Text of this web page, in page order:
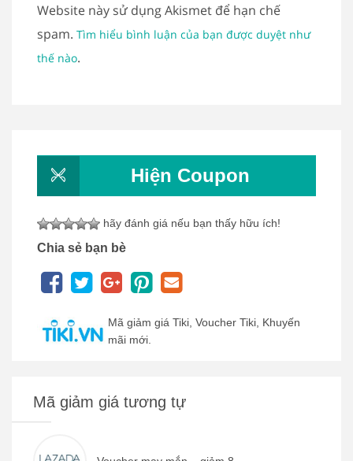
Website này sử dụng Akismet để hạn chế
spam. Tìm hiểu bình luận của bạn được duyệt như
thế nào.
Hiện Coupon
hãy đánh giá nếu bạn thấy hữu ích!
Chia sẻ bạn bè
Mã giảm giá Tiki, Voucher Tiki, Khuyến
mãi mới.
Mã giảm giá tương tự